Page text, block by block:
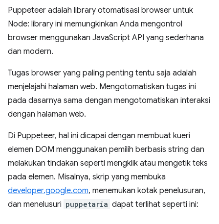
Puppeteer adalah library otomatisasi browser untuk
Node: library ini memungkinkan Anda mengontrol
browser menggunakan JavaScript API yang sederhana
dan modern.
Tugas browser yang paling penting tentu saja adalah
menjelajahi halaman web. Mengotomatiskan tugas ini
pada dasarnya sama dengan mengotomatiskan interaksi
dengan halaman web.
Di Puppeteer, hal ini dicapai dengan membuat kueri
elemen DOM menggunakan pemilih berbasis string dan
melakukan tindakan seperti mengklik atau mengetik teks
pada elemen. Misalnya, skrip yang membuka
developer.google.com, menemukan kotak penelusuran,
dan menelusuri puppetaria dapat terlihat seperti ini: